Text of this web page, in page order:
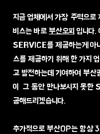
지금 업체에서 가장 주력으로
비스는 바로 부산오피 입니다.
SERVICE를 제공하는게 아
스를 제공하기 위해 한 가지
고 발전하는데 기여하여 부산
이 그 동안 만나보시지 못한
공해드리겠습니다.
추가적으로 부산OP는 항상